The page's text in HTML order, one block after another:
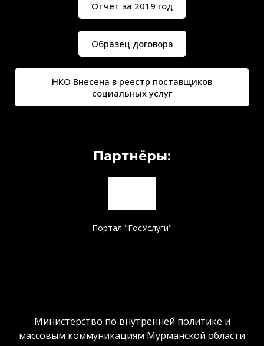
Отчёт за 2019 год
Образец договора
НКО Внесена в реестр поставщиков
социальных услуг
Партнёры:
Портал "ГосУслуги"
Министерство по внутренней политике и
массовым коммуникациям Мурманской области